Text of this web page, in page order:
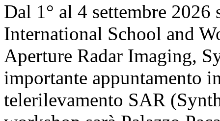
Dal 1° al 4 settembre
International School and
Aperture Radar Imaging,
importante appuntamento
telerilevamento SAR